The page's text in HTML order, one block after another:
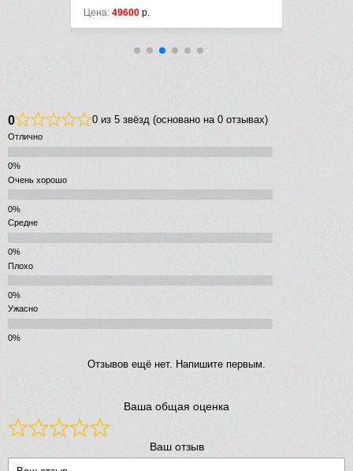
Цена: 49600 р.
0 0 из 5 звёзд (основано на 0 отзывах)
Отлично
Очень хорошо
Средне
Плохо
Ужасно
Отзывов ещё нет. Напишите первым.
Ваша общая оценка
Ваш отзыв